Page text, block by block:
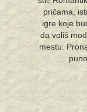
pričama,
igre koje
da voliš
mestu.